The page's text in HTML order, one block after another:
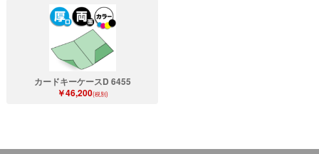
カードキーケースD 6455
￥46,200(税別)